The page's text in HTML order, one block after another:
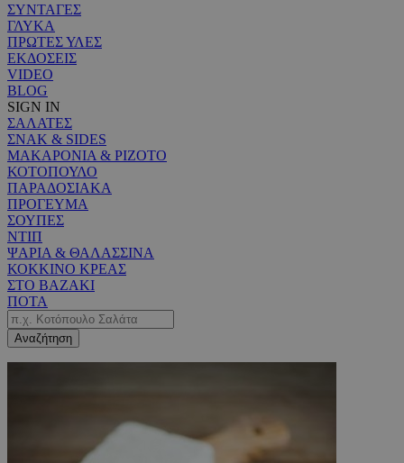
ΣΥΝΤΑΓΕΣ
ΓΛΥΚΑ
ΠΡΩΤΕΣ ΥΛΕΣ
ΕΚΔΟΣΕΙΣ
VIDEO
BLOG
SIGN IN
ΣΑΛΑΤΕΣ
ΣΝΑΚ & SIDES
ΜΑΚΑΡΟΝΙΑ & ΡΙΖΟΤΟ
ΚΟΤΟΠΟΥΛΟ
ΠΑΡΑΔΟΣΙΑΚΑ
ΠΡΟΓΕΥΜΑ
ΣΟΥΠΕΣ
ΝΤΙΠ
ΨΑΡΙΑ & ΘΑΛΑΣΣΙΝΑ
ΚΟΚΚΙΝΟ ΚΡΕΑΣ
ΣΤΟ ΒΑΖΑΚΙ
ΠΟΤΑ
Αναζήτηση